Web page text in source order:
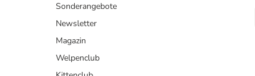
Sonderangebote
Newsletter
Magazin
Welpenclub